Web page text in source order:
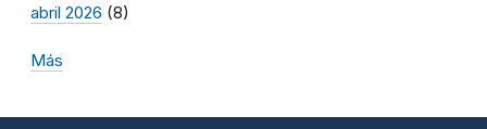
abril 2026 (8)
Más